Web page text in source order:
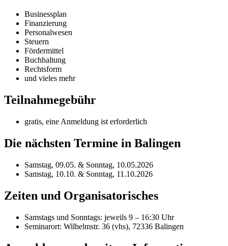
Businessplan
Finanzierung
Personalwesen
Steuern
Fördermittel
Buchhaltung
Rechtsform
und vieles mehr
Teilnahmegebühr
gratis, eine Anmeldung ist erforderlich
Die nächsten Termine in Balingen
Samstag, 09.05. & Sonntag, 10.05.2026
Samstag, 10.10. & Sonntag, 11.10.2026
Zeiten und Organisatorisches
Samstags und Sonntags: jeweils 9 – 16:30 Uhr
Seminarort: Wilhelmstr. 36 (vhs), 72336 Balingen